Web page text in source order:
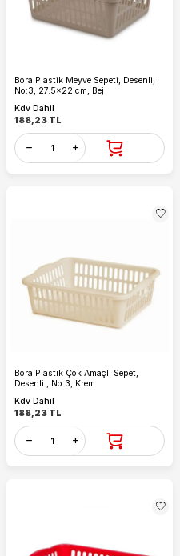
Bora Plastik Meyve Sepeti, Desenli,
No:3, 27.5x22 cm, Bej
Kdv Dahil
188,23 TL
Bora Plastik Çok Amaçlı Sepet,
Desenli , No:3, Krem
Kdv Dahil
188,23 TL